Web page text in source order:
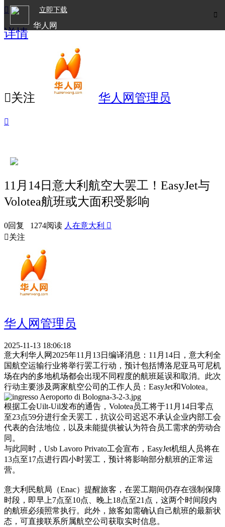

立即下载
华人网

详情
关注 华人网管理员

11月14日意大利航空大罢工！EasyJet与
Volotea航班或大面积受影响
0回复 1274阅读 人在意大利 
关注
华人网管理员
2025-11-13 18:06:18
意大利华人网2025年11月13日编译消息：11月14日，意大利全
国航空运输行业将举行罢工行动，预计包括博洛尼亚马可尼机
场在内的多地机场都会出现不同程度的航班延误和取消。此次
行动主要涉及两家航空公司的工作人员：EasyJet和Volotea。
根据工会Uilt-Uil发布的通告，Volotea员工将于11月14日零点
至23点59分进行全天罢工，抗议公司迟迟不承认企业内部工会
代表的合法地位，以及未能提供被认为符合员工需求的劳动合
同。
与此同时，Usb Lavoro Privato工会宣布，EasyJet机组人员将在
13点至17点进行四小时罢工，预计将影响部分航班的正常运
营。
意大利民航局（Enac）提醒旅客，在罢工期间仍存在强制保障
时段，即早上7点至10点、晚上18点至21点，这两个时间段内
的航班必须照常执行。此外，旅客如需确认自己航班的最新状
态，可直接联系所属航空公司获取实时信息。